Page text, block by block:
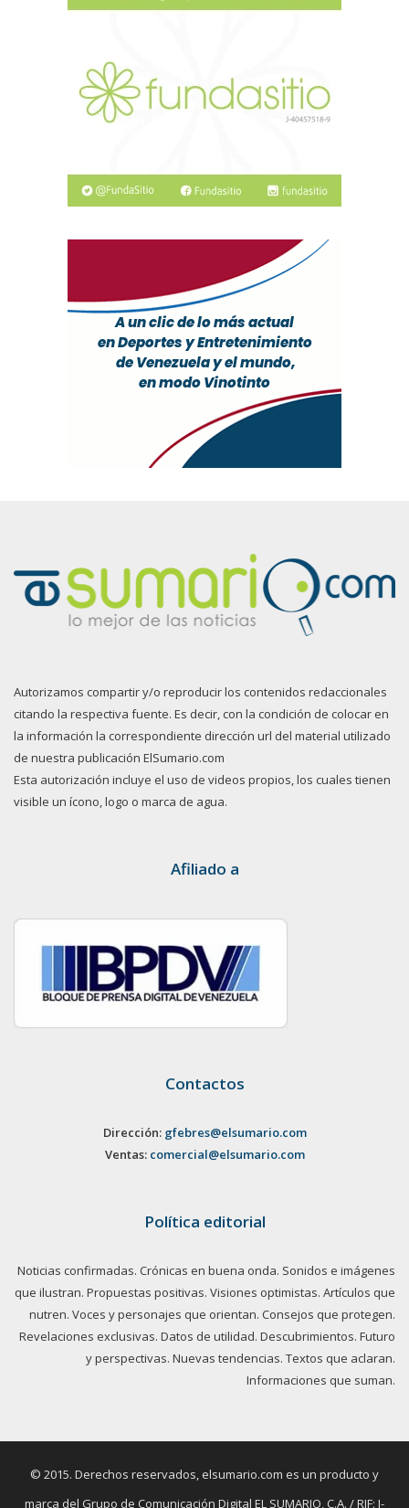
Autorizamos compartir y/o reproducir los contenidos redaccionales
citando la respectiva fuente. Es decir, con la condición de colocar en
la información la correspondiente dirección url del material utilizado
de nuestra publicación ElSumario.com
Esta autorización incluye el uso de videos propios, los cuales tienen
visible un ícono, logo o marca de agua.
Afiliado a
Contactos
Dirección: gfebres@elsumario.com
Ventas: comercial@elsumario.com
Política editorial
Noticias confirmadas. Crónicas en buena onda. Sonidos e imágenes
que ilustran. Propuestas positivas. Visiones optimistas. Artículos que
nutren. Voces y personajes que orientan. Consejos que protegen.
Revelaciones exclusivas. Datos de utilidad. Descubrimientos. Futuro
y perspectivas. Nuevas tendencias. Textos que aclaran.
Informaciones que suman.
© 2015. Derechos reservados, elsumario.com es un producto y
marca del Grupo de Comunicación Digital EL SUMARIO, C.A. / RIF: J-